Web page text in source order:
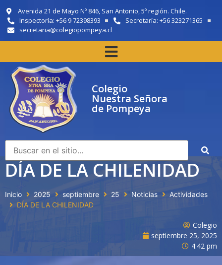
Avenida 21 de Mayo Nº 846, San Antonio, 5º región. Chile.
Inspectoría: +56 9 72398393
Secretaría: +56 323271365
secretaria@colegiopompeya.cl
Colegio
Nuestra Señora
de Pompeya
DÍA DE LA CHILENIDAD
Inicio 2025 septiembre 25 Noticias
Actividades
DÍA DE LA CHILENIDAD
Colegio
septiembre 25, 2025
4:42 pm